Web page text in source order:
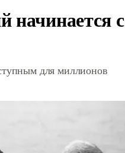
начинается с
для миллионов